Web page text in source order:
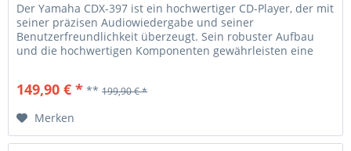
Der Yamaha CDX-397 ist ein hochwertiger CD-Player, der mit
seiner präzisen Audiowiedergabe und seiner
Benutzerfreundlichkeit überzeugt. Sein robuster Aufbau
und die hochwertigen Komponenten gewährleisten eine
CDX-397 einen klaren und detailreichen Klang. Mit seinem...
149,90 € * **199,90 € *
Merken